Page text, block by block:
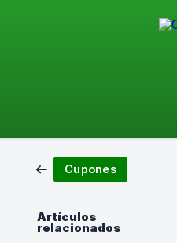
Cupones
Artículos
relacionados